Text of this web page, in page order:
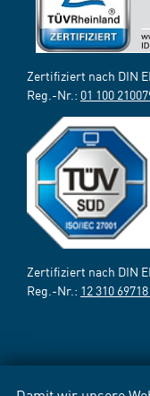
Zertifiziert nach DIN
Reg.-Nr.: 01 100
Zertifiziert nach DIN
Reg.-Nr.: 12 310